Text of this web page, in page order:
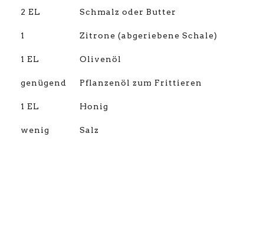
2 EL Schmalz oder Butter
1 Zitrone (abgeriebene Schale)
1 EL Olivenöl
genügend Pflanzenöl zum Frittieren
1 EL Honig
wenig Salz